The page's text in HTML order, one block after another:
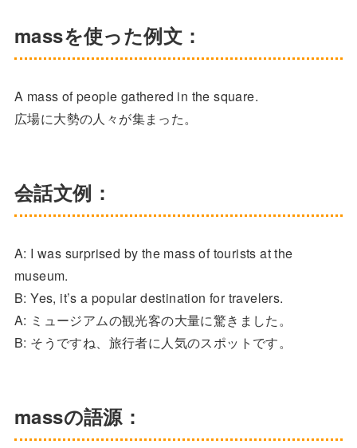
massを使った例文：
A mass of people gathered in the square.
広場に大勢の人々が集まった。
会話文例：
A: I was surprised by the mass of tourists at the
museum.
B: Yes, it’s a popular destination for travelers.
A: ミュージアムの観光客の大量に驚きました。
B: そうですね、旅行者に人気のスポットです。
massの語源：